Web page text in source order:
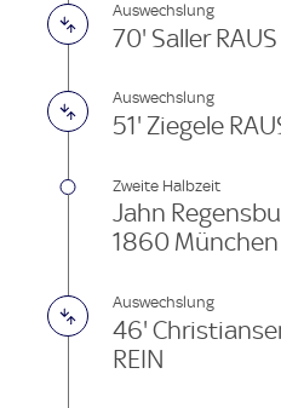
Auswechslung
70' Saller
Auswechslung
51' Ziegele
Zweite Halbzeit
Jahn
1860 München
Auswechslung
46'
REIN